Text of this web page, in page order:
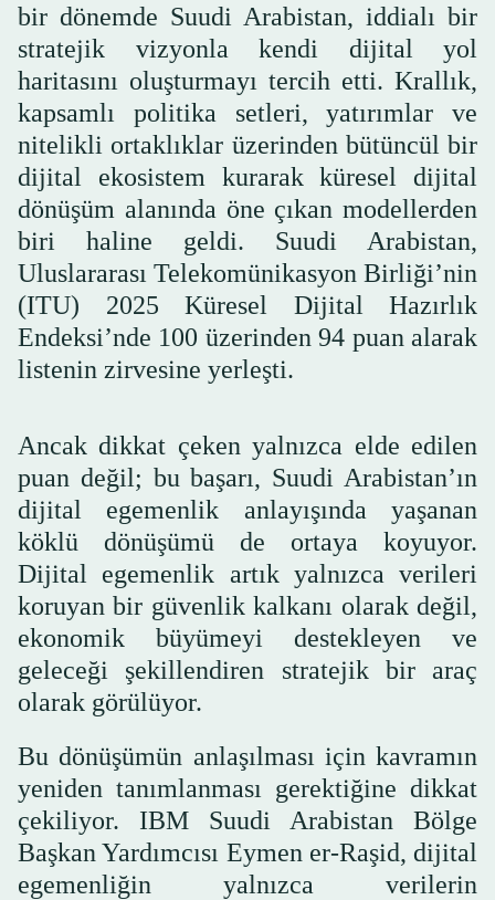
bir dönemde Suudi Arabistan, iddialı bir
stratejik vizyonla kendi dijital yol
haritasını oluşturmayı tercih etti. Krallık,
kapsamlı politika setleri, yatırımlar ve
nitelikli ortaklıklar üzerinden bütüncül bir
dijital ekosistem kurarak küresel dijital
dönüşüm alanında öne çıkan modellerden
biri haline geldi. Suudi Arabistan,
Uluslararası Telekomünikasyon Birliği’nin
(ITU) 2025 Küresel Dijital Hazırlık
Endeksi’nde 100 üzerinden 94 puan alarak
listenin zirvesine yerleşti.
Ancak dikkat çeken yalnızca elde edilen
puan değil; bu başarı, Suudi Arabistan’ın
dijital egemenlik anlayışında yaşanan
köklü dönüşümü de ortaya koyuyor.
Dijital egemenlik artık yalnızca verileri
koruyan bir güvenlik kalkanı olarak değil,
ekonomik büyümeyi destekleyen ve
geleceği şekillendiren stratejik bir araç
olarak görülüyor.
Bu dönüşümün anlaşılması için kavramın
yeniden tanımlanması gerektiğine dikkat
çekiliyor. IBM Suudi Arabistan Bölge
Başkan Yardımcısı Eymen er-Raşid, dijital
egemenliğin yalnızca verilerin